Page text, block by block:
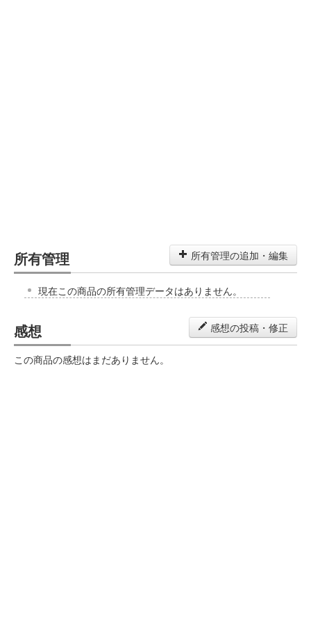
所有管理 所有管理の追加・編集
現在この商品の所有管理データはありません。
感想 感想の投稿・修正
この商品の感想はまだありません。